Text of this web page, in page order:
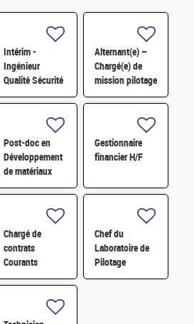
Intérim -
Ingénieur
Qualité Sécurité
Environnement
Alternant(e) –
Chargé(e) de
mission pilotage
de projets et
digitale H/F
Post-doc en
Développement
de matériaux
dérivés de
fonctionnalisé
par des
composés redox
H/F
Gestionnaire
financier H/F
Chargé de
contrats
Courants
Faibles (CFA)
Chef du
Laboratoire de
Pilotage
Intelligent des